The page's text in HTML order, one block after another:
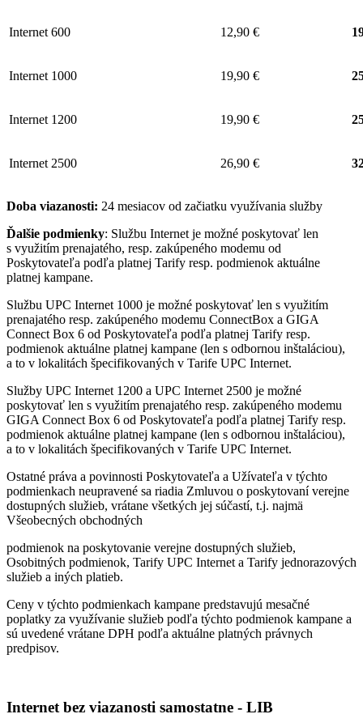
Internet 600 12,90 €
Internet 1000 19,90 €
Internet 1200 19,90 €
Internet 2500 26,90 €
Doba viazanosti: 24 mesiacov od začiatku využívania služby
Ďalšie podmienky: Službu Internet je možné poskytovať len
s využitím prenajatého, resp. zakúpeného modemu od
Poskytovateľa podľa platnej Tarify resp. podmienok aktuálne
platnej kampane.
Službu UPC Internet 1000 je možné poskytovať len s využitím
prenajatého resp. zakúpeného modemu ConnectBox a GIGA
Connect Box 6 od Poskytovateľa podľa platnej Tarify resp.
podmienok aktuálne platnej kampane (len s odbornou inštaláciou),
a to v lokalitách špecifikovaných v Tarife UPC Internet.
Služby UPC Internet 1200 a UPC Internet 2500 je možné
poskytovať len s využitím prenajatého resp. zakúpeného modemu
GIGA Connect Box 6 od Poskytovateľa podľa platnej Tarify resp.
podmienok aktuálne platnej kampane (len s odbornou inštaláciou),
a to v lokalitách špecifikovaných v Tarife UPC Internet.
Ostatné práva a povinnosti Poskytovateľa a Užívateľa v týchto
podmienkach neupravené sa riadia Zmluvou o poskytovaní verejne
dostupných služieb, vrátane všetkých jej súčastí, t.j. najmä
Všeobecných obchodných
podmienok na poskytovanie verejne dostupných služieb,
Osobitných podmienok, Tarify UPC Internet a Tarify jednorazových
služieb a iných platieb.
Ceny v týchto podmienkach kampane predstavujú mesačné
poplatky za využívanie služieb podľa týchto podmienok kampane a
sú uvedené vrátane DPH podľa aktuálne platných právnych
predpisov.
Internet bez viazanosti samostatne - LIB